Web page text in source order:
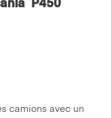
P450
camions avec un